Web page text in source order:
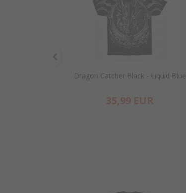
Dragon Catcher Black - Liquid Blue
35,99 EUR